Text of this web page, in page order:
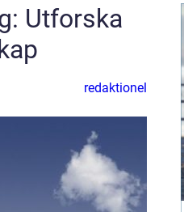
Utforska
redaktionel